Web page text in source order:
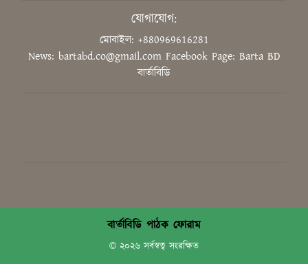
‘গণভোটের রায় সম্মান করুন, সংবিধান
সংস্কার কমিশন গঠন করুন’
যোগাযোগ:
মোবাইল: +880969616281
News: bartabd.co@gmail.com Facebook Page: Barta BD
বার্তাবিডি
বার্তাবিডি পাঠক ফোরাম
© ২০২৬ সর্বস্বত্ব সংরক্ষিত